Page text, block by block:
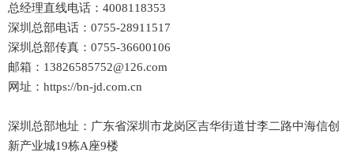
总经理直线电话：4008118353
深圳总部电话：0755-28911517
深圳总部传真：0755-36600106
邮箱：13826585752@126.com
网址：https://bn-jd.com.cn
深圳总部地址：广东省深圳市龙岗区吉华街道甘李二路中海信创
新产业城19栋A座9楼